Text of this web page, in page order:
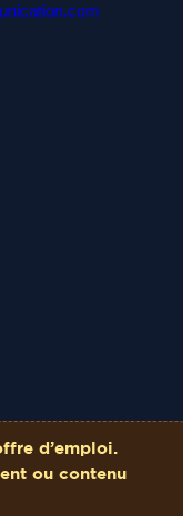
d’emploi.
ou contenu